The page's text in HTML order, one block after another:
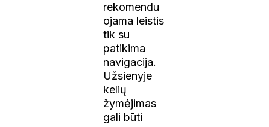
rekomendu
ojama leistis
tik su
patikima
navigacija.
Užsienyje
kelių
žymėjimas
gali būti